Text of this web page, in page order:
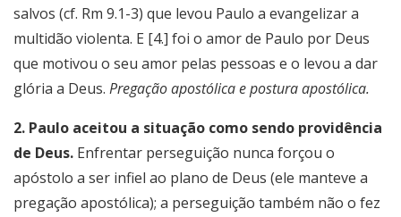
salvos (cf. Rm 9.1-3) que levou Paulo a evangelizar a
multidão violenta. E [4.] foi o amor de Paulo por Deus
que motivou o seu amor pelas pessoas e o levou a dar
glória a Deus. Pregação apostólica e postura apostólica.
2. Paulo aceitou a situação como sendo providência
de Deus. Enfrentar perseguição nunca forçou o
apóstolo a ser infiel ao plano de Deus (ele manteve a
pregação apostólica); a perseguição também não o fez